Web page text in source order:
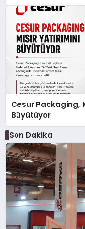
Cesur Packaging,
Büyütüyor
Son Dakika